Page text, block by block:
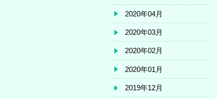
2020年04月
2020年03月
2020年02月
2020年01月
2019年12月